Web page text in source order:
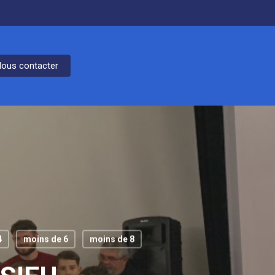
contacter
moins de 6 moins de 8